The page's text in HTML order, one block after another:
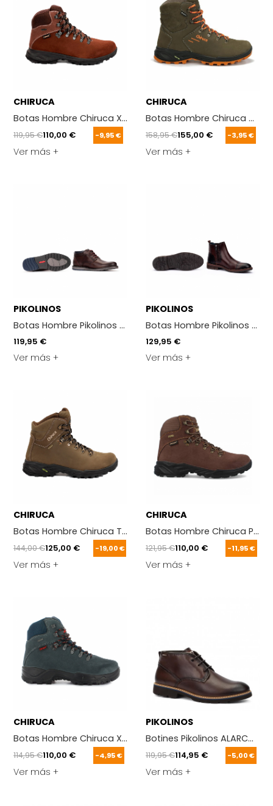
CHIRUCA
Botas Hombre Chiruca Xacobeo Marron
119,95 €110,00 € -9,95 €
Ver más +
CHIRUCA
Botas Hombre Chiruca
158,95 €155,00 € -3,95 €
Ver más +
PIKOLINOS
Botas Hombre Pikolinos M8J-8059 Marron
119,95 €
Ver más +
PIKOLINOS
Botas Hombre Pikolinos
129,95 €
Ver más +
CHIRUCA
Botas Hombre Chiruca Trofeo Kaki
144,00 €125,00 € -19,00 €
Ver más +
CHIRUCA
Botas Hombre Chiruca
121,95 €110,00 € -11,95 €
Ver más +
CHIRUCA
Botas Hombre Chiruca Xacobeo Gris
114,95 €110,00 € -4,95 €
Ver más +
PIKOLINOS
Botines Pikolinos ALARCON
119,95 €114,95 € -5,00 €
Ver más +